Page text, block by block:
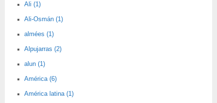
Ali (1)
Ali-Osmán (1)
almées (1)
Alpujarras (2)
alun (1)
América (6)
América latina (1)